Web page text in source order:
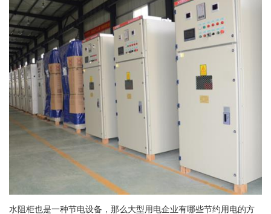
水阻柜也是一种节电设备，那么大型用电企业有哪些节约用电的方